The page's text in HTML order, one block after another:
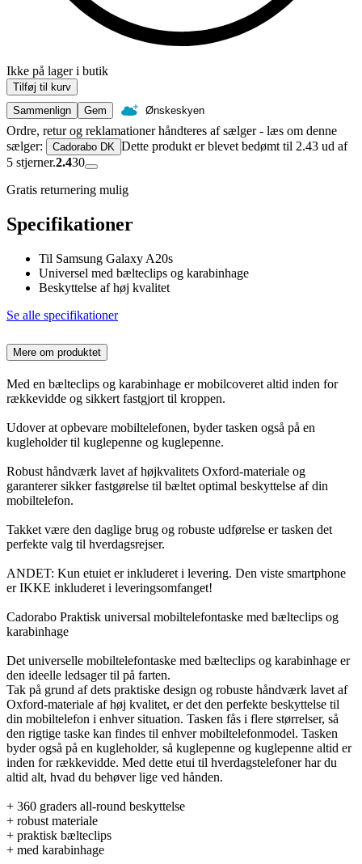
Ikke på lager i butik
Tilføj til kurv
Sammenlign
Gem Ønskeskyen
Ordre, retur og reklamationer håndteres af sælger - læs om denne
sælger:
Cadorabo DK Dette produkt er blevet bedømt til 2.43 ud af
5 stjerner.2.430
Gratis returnering mulig
Specifikationer
Til Samsung Galaxy A20s
Universel med bælteclips og karabinhage
Beskyttelse af høj kvalitet
Se alle specifikationer
Mere om produktet
Med en bælteclips og karabinhage er mobilcoveret altid inden for
rækkevidde og sikkert fastgjort til kroppen.
Udover at opbevare mobiltelefonen, byder tasken også på en
kugleholder til kuglepenne og kuglepenne.
Robust håndværk lavet af højkvalitets Oxford-materiale og
garanterer sikker fastgørelse til bæltet optimal beskyttelse af din
mobiltelefon.
Takket være den daglige brug og robuste udførelse er tasken det
perfekte valg til hverdagsrejser.
ANDET: Kun etuiet er inkluderet i levering. Den viste smartphone
er IKKE inkluderet i leveringsomfanget!
Cadorabo Praktisk universal mobiltelefontaske med bælteclips og
karabinhage
Det universelle mobiltelefontaske med bælteclips og karabinhage er
den ideelle ledsager til på farten.
Tak på grund af dets praktiske design og robuste håndværk lavet af
Oxford-materiale af høj kvalitet, er det den perfekte beskyttelse til
din mobiltelefon i enhver situation. Tasken fås i flere størrelser, så
den rigtige taske kan findes til enhver mobiltelefonmodel. Tasken
byder også på en kugleholder, så kuglepenne og kuglepenne altid er
inden for rækkevidde. Med dette etui til hverdagstelefoner har du
altid alt, hvad du behøver lige ved hånden.
+ 360 graders all-round beskyttelse
+ robust materiale
+ praktisk bælteclips
+ med karabinhage